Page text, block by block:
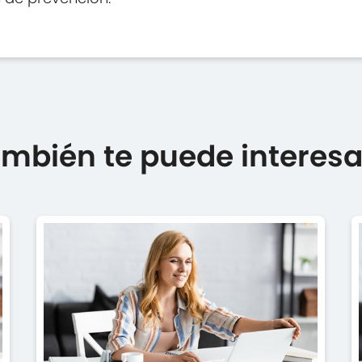
te puede